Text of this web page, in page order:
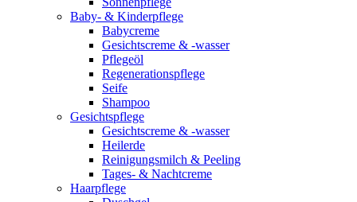
Baby- & Kinderpflege
Babycreme
Gesichtscreme & -wasser
Pflegeöl
Regenerationspflege
Seife
Shampoo
Gesichtspflege
Gesichtscreme & -wasser
Heilerde
Reinigungsmilch & Peeling
Tages- & Nachtcreme
Haarpflege